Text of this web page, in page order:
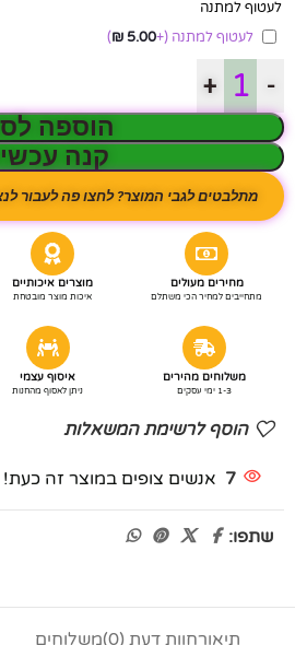
לעטוף למתנה
לעטוף למתנה (+
5.00
₪
)
-
+
הוספה
קנה
מתלבטים לגבי המוצר? לחצו פה לעבור
מחירים מעולים
מתחייבים למחיר הכי משתלם
מוצרים איכותיים
איכות מוצר מובטחת
משלוחים מהירים
1-3 ימי עסקים
איסוף עצמי
ניתן לאסוף מהחנות
הוסף לרשימת המשאלות
7 אנשים צופים במוצר זה כעת!
שתפו:
תיאורחוות דעת (0) משלוחים